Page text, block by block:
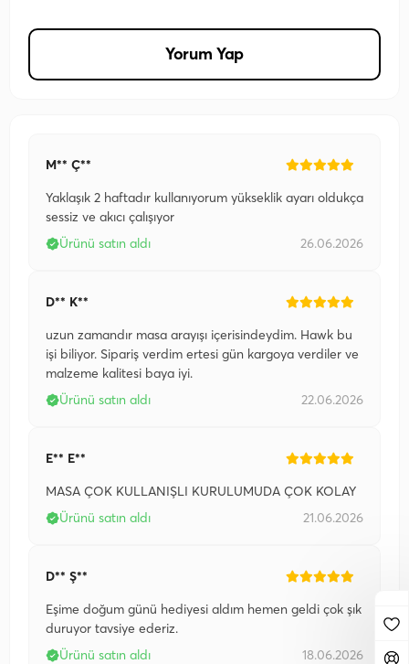
Yorum Yap
M** Ç**
Yaklaşık 2 haftadır kullanıyorum yükseklik ayarı oldukça
sessiz ve akıcı çalışıyor
Ürünü satın aldı
26.06.2026
D** K**
uzun zamandır masa arayışı içerisindeydim. Hawk bu
işi biliyor. Sipariş verdim ertesi gün kargoya verdiler ve
malzeme kalitesi baya iyi.
Ürünü satın aldı
22.06.2026
E** E**
MASA ÇOK KULLANIŞLI KURULUMUDA ÇOK KOLAY
Ürünü satın aldı
21.06.2026
D** Ş**
Eşime doğum günü hediyesi aldım hemen geldi çok şık
duruyor tavsiye ederiz.
Ürünü satın aldı
18.06.2026